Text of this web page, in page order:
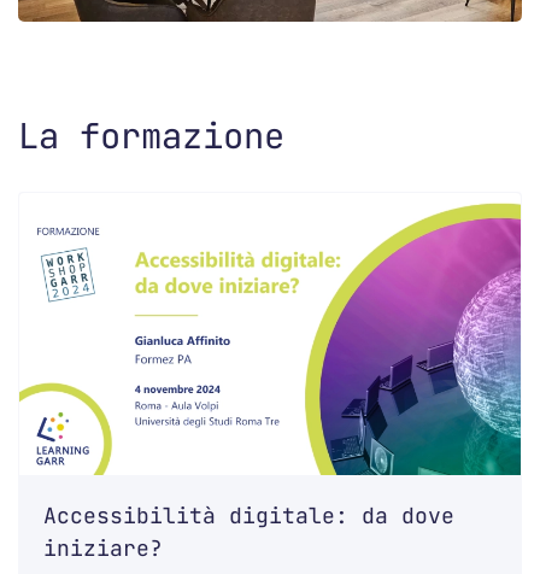
La formazione
Accessibilità digitale: da dove
iniziare?